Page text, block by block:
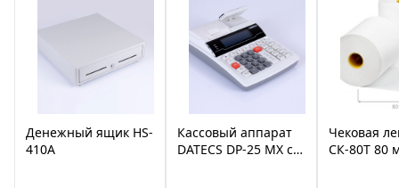
Денежный ящик HS-
410A
Кассовый аппарат
DATECS DP-25 MX с
Чековая
СК-80Т 80